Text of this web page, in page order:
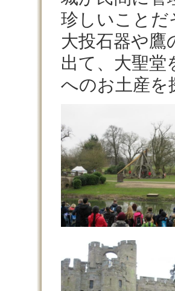
珍しいことだ
大投石器や鷹
出て、大聖堂
へのお土産を